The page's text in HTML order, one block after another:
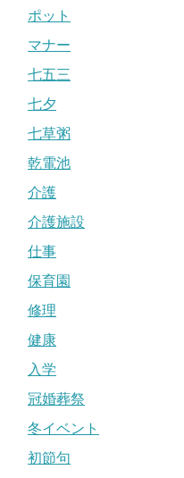
ポット
マナー
七五三
七夕
七草粥
乾電池
介護
介護施設
仕事
保育園
修理
健康
入学
冠婚葬祭
冬イベント
初節句